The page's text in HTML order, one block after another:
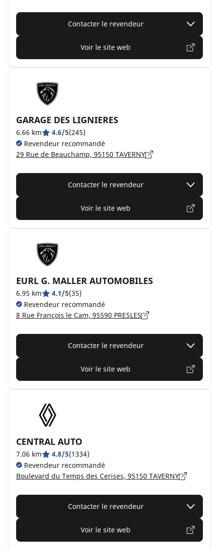
Contacter le revendeur
Voir le site web
GARAGE DES LIGNIERES
6.66 km 4.6/5(245)
Revendeur recommandé
29 Rue de Beauchamp, 95150 TAVERNY
Contacter le revendeur
Voir le site web
EURL G. MALLER AUTOMOBILES
6.95 km 4.1/5(35)
Revendeur recommandé
8 Rue François le Cam, 95590 PRESLES
Contacter le revendeur
Voir le site web
CENTRAL AUTO
7.06 km 4.8/5(1334)
Revendeur recommandé
Boulevard du Temps des Cerises, 95150 TAVERNY
Contacter le revendeur
Voir le site web